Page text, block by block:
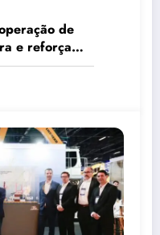
de
e reforça
logística para